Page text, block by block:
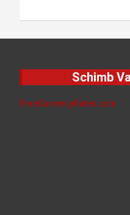
Schimb
FreeCurrencyRates.com